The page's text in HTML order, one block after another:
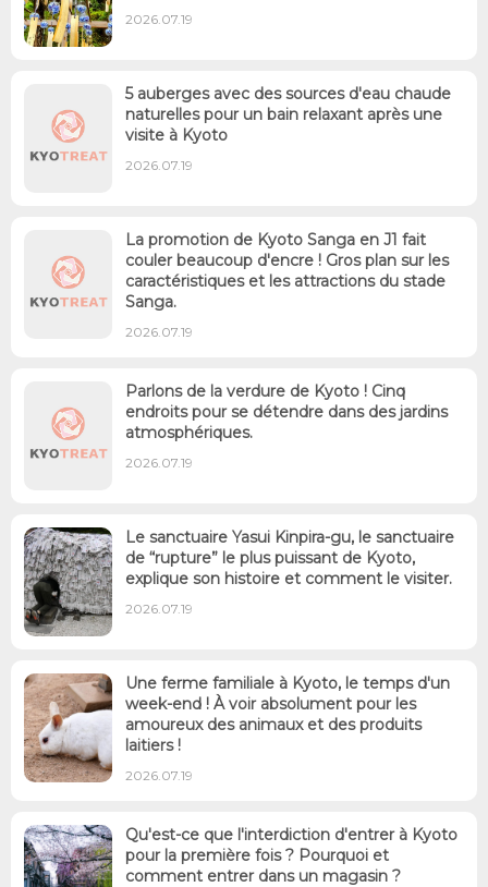
2026.07.19
5 auberges avec des sources d'eau chaude
naturelles pour un bain relaxant après une
visite à Kyoto
2026.07.19
La promotion de Kyoto Sanga en J1 fait
couler beaucoup d'encre ! Gros plan sur les
caractéristiques et les attractions du stade
Sanga.
2026.07.19
Parlons de la verdure de Kyoto ! Cinq
endroits pour se détendre dans des jardins
atmosphériques.
2026.07.19
Le sanctuaire Yasui Kinpira-gu, le sanctuaire
de “rupture” le plus puissant de Kyoto,
explique son histoire et comment le visiter.
2026.07.19
Une ferme familiale à Kyoto, le temps d'un
week-end ! À voir absolument pour les
amoureux des animaux et des produits
laitiers !
2026.07.19
Qu'est-ce que l'interdiction d'entrer à Kyoto
pour la première fois ? Pourquoi et
comment entrer dans un magasin ?